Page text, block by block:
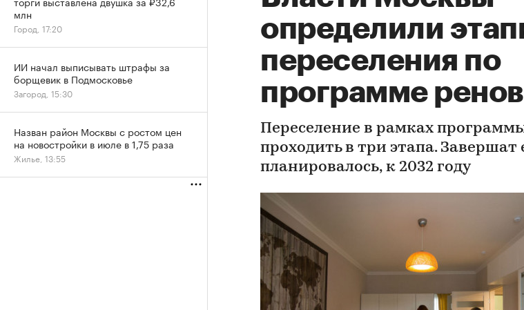
определили
переселения по
программе
Переселение в рамках
проходить в три этапа. Завершат
планировалось, к 2032 году
млн
Город, 17:20
ИИ начал выписывать штрафы за
борщевик в Подмосковье
Загород, 15:30
Назван район Москвы с ростом цен
на новостройки в июле в 1,75 раза
Жилье, 13:55